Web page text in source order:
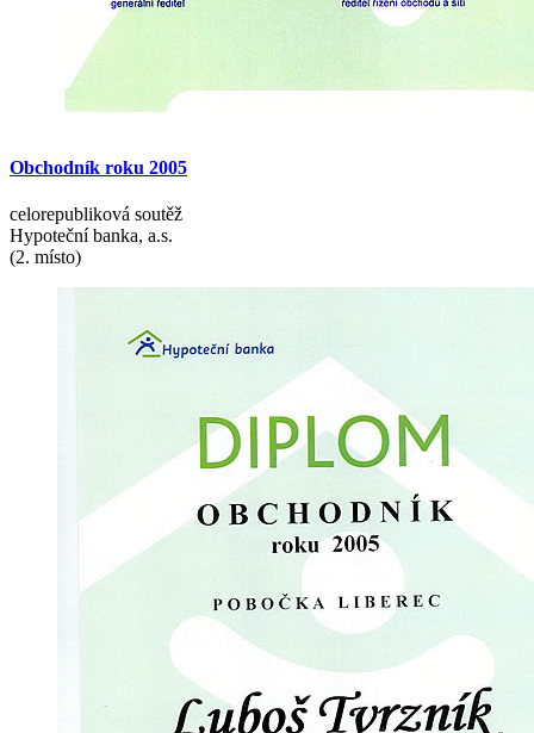
Obchodník roku 2005
celorepubliková soutěž
Hypoteční banka, a.s.
(2. místo)